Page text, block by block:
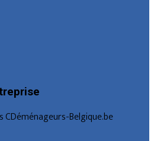
CDéménageurs-Belgique.be